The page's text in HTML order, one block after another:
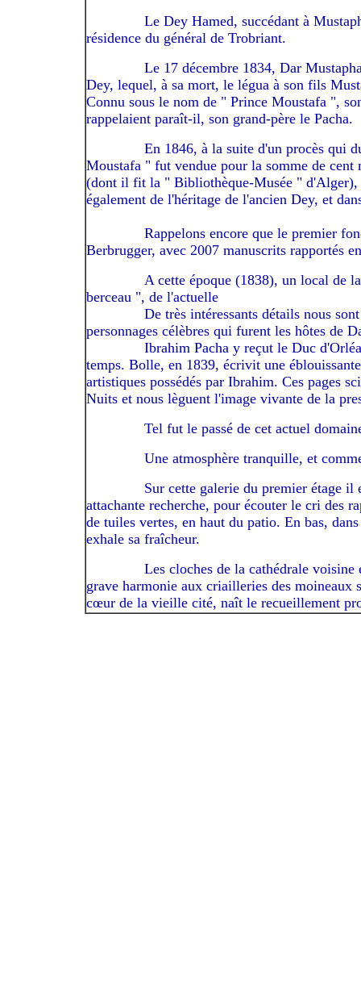
------------Le Dey Hamed, succédant à
résidence du général de Trobriant.
------------Le 17 décembre 1834, Dar
Dey, lequel, à sa mort, le légua à son fils
Connu sous le nom de " Prince Moustafa ",
rappelaient paraît-il, son grand-père le Pacha.
------------En 1846, à la suite d'un procès qui
Moustafa " fut vendue pour la somme de
(dont il fit la " Bibliothèque-Musée " d'Alger),
également de l'héritage de l'ancien Dey, et
------------Rappelons encore que le premier
Berbrugger, avec 2007 manuscrits rapportés
------------A cette époque (1838), un local de
berceau ", de l'actuelle
------------De très intéressants détails nous
personnages célèbres qui furent les hôtes de
------------Ibrahim Pacha y reçut le Duc
temps. Bolle, en 1839, écrivit une
artistiques possédés par Ibrahim. Ces pages
Nuits et nous lèguent l'image vivante de la
------------Tel fut le passé de cet actuel
------------Une atmosphère tranquille, et
Sur cette galerie du premier étage il
attachante recherche, pour écouter le cri des
de tuiles vertes, en haut du patio. En bas,
exhale sa fraîcheur.
------------Les cloches de la cathédrale
grave harmonie aux criailleries des moineaux
cœur de la vieille cité, naît le recueillement